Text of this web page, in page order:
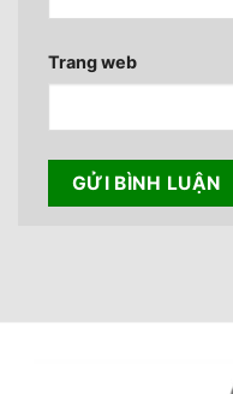
Trang web